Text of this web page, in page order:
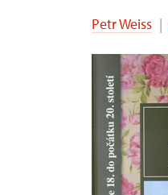
Petr Weiss |